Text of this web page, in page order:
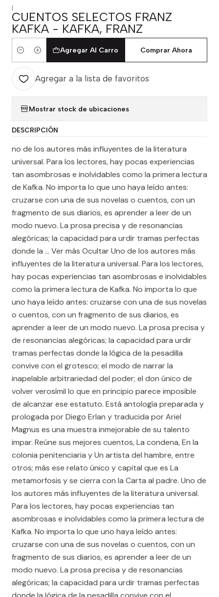
|
CUENTOS SELECTOS FRANZ
KAFKA - KAFKA, FRANZ
Cantidad
Agregar Al Carro Comprar Ahora
Agregar a la lista de favoritos
Mostrar stock de ubicaciones
DESCRIPCIÓN
no de los autores más influyentes de la literatura
universal. Para los lectores, hay pocas experiencias
tan asombrosas e inolvidables como la primera lectura
de Kafka. No importa lo que uno haya leído antes:
cruzarse con una de sus novelas o cuentos, con un
fragmento de sus diarios, es aprender a leer de un
modo nuevo. La prosa precisa y de resonancias
alegóricas; la capacidad para urdir tramas perfectas
donde la ... Ver más Ocultar Uno de los autores más
influyentes de la literatura universal. Para los lectores,
hay pocas experiencias tan asombrosas e inolvidables
como la primera lectura de Kafka. No importa lo que
uno haya leído antes: cruzarse con una de sus novelas
o cuentos, con un fragmento de sus diarios, es
aprender a leer de un modo nuevo. La prosa precisa y
de resonancias alegóricas; la capacidad para urdir
tramas perfectas donde la lógica de la pesadilla
convive con el grotesco; el modo de narrar la
inapelable arbitrariedad del poder; el don único de
volver verosímil lo que en principio parece imposible
de alcanzar ese estatuto. Está antología preparada y
prologada por Diego Erlan y traducida por Ariel
Magnus es una muestra inmejorable de su talento
impar. Reúne sus mejores cuentos, La condena, En la
colonia penitenciaria y Un artista del hambre, entre
otros; más ese relato único y capital que es La
metamorfosis y se cierra con la Carta al padre. Uno de
los autores más influyentes de la literatura universal.
Para los lectores, hay pocas experiencias tan
asombrosas e inolvidables como la primera lectura de
Kafka. No importa lo que uno haya leído antes:
cruzarse con una de sus novelas o cuentos, con un
fragmento de sus diarios, es aprender a leer de un
modo nuevo. La prosa precisa y de resonancias
alegóricas; la capacidad para urdir tramas perfectas